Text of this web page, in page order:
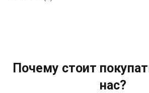
Почему стоит
нас?